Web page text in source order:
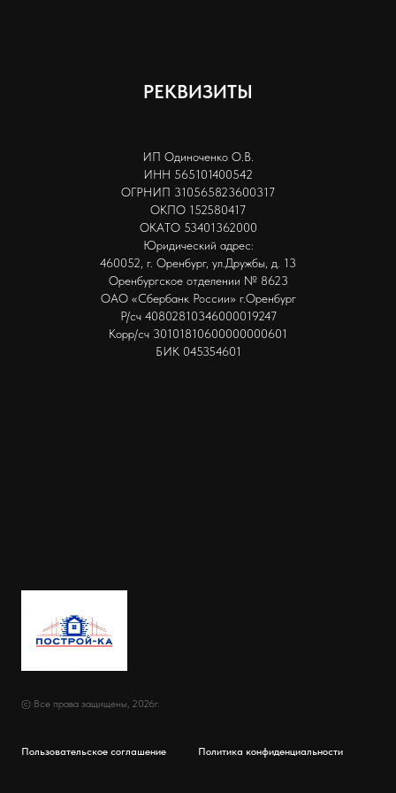
РЕКВИЗИТЫ
ИП Одиноченко О.В.
ИНН 565101400542
ОГРНИП 310565823600317
ОКПО 152580417
ОКАТО 53401362000
Юридический адрес:
460052, г. Оренбург, ул.Дружбы, д. 13
Оренбургское отделении № 8623
ОАО «Сбербанк России» г.Оренбург
Р/сч 40802810346000019247
Корр/сч 30101810600000000601
БИК 045354601
© Все права защищены, 2026г.
Пользовательское соглашение Политика конфиденциальности